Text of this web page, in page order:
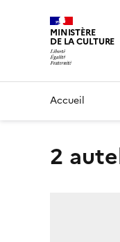
MINISTÈRE
DE LA CULTURE
Accueil
2